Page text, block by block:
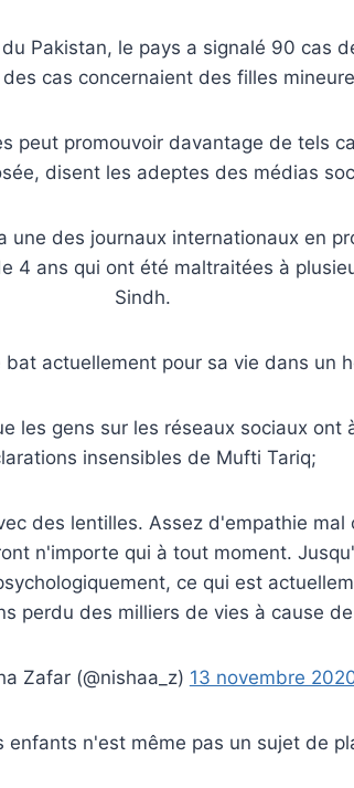
Pakistan, le pays a signalé 90 cas
cas concernaient des filles
peut promouvoir davantage de tels
disent les adeptes des médias
une des journaux internationaux en
4 ans qui ont été maltraitées à
Sindh.
actuellement pour sa vie dans un
les gens sur les réseaux sociaux ont
insensibles de Mufti Tariq;
des lentilles. Assez d'empathie mal
n'importe qui à tout moment.
ce qui est
perdu des milliers de vies à cause
Zafar (@nishaa_z) 13 novembre
enfants n'est même pas un sujet de